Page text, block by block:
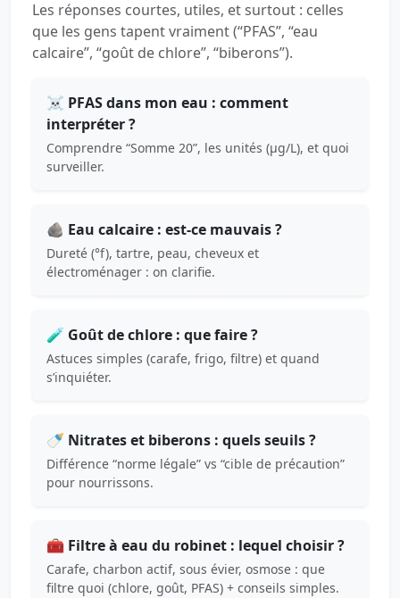
Les réponses courtes, utiles, et surtout : celles
que les gens tapent vraiment (“PFAS”, “eau
calcaire”, “goût de chlore”, “biberons”).
☠️ PFAS dans mon eau : comment
interpréter ?
Comprendre “Somme 20”, les unités (µg/L), et quoi
surveiller.
🪨 Eau calcaire : est-ce mauvais ?
Dureté (°f), tartre, peau, cheveux et
électroménager : on clarifie.
🧪 Goût de chlore : que faire ?
Astuces simples (carafe, frigo, filtre) et quand
s’inquiéter.
🍼 Nitrates et biberons : quels seuils ?
Différence “norme légale” vs “cible de précaution”
pour nourrissons.
🧰 Filtre à eau du robinet : lequel choisir ?
Carafe, charbon actif, sous évier, osmose : que
filtre quoi (chlore, goût, PFAS) + conseils simples.